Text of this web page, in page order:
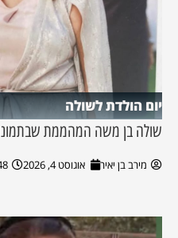
יום הולדת לשולה
שולה בן משה המהממת
מירב בן יאיר אוגוסט 4, 2026